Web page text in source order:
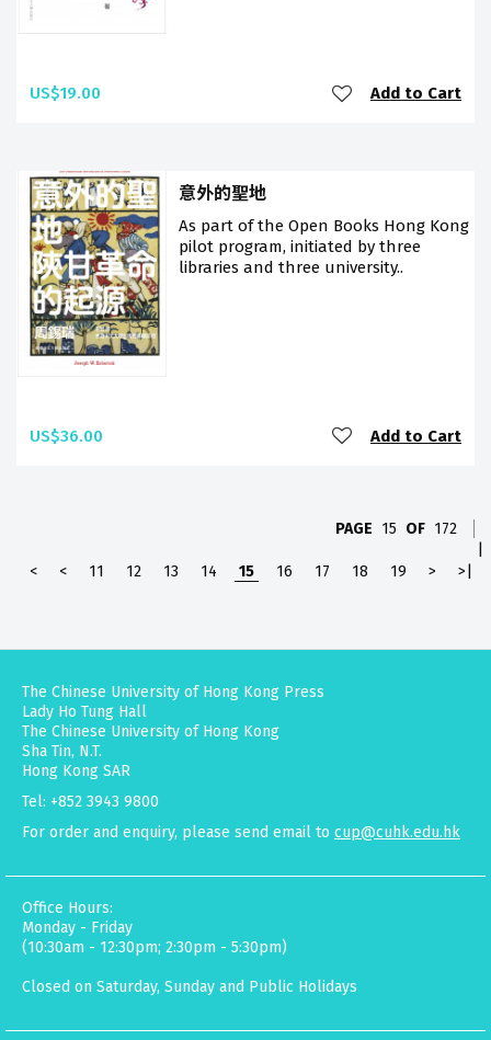
US$19.00 Add to Cart
意外的聖地
As part of the Open Books Hong Kong
pilot program, initiated by three
libraries and three university..
US$36.00 Add to Cart
PAGE 15 OF 172
<
< 11 12 13 14 15 16 17 18 19 > >|
The Chinese University of Hong Kong Press
Lady Ho Tung Hall
The Chinese University of Hong Kong
Sha Tin, N.T.
Hong Kong SAR
Tel: +852 3943 9800
For order and enquiry, please send email to cup@cuhk.edu.hk
Office Hours:
Monday - Friday
(10:30am - 12:30pm; 2:30pm - 5:30pm)
Closed on Saturday, Sunday and Public Holidays